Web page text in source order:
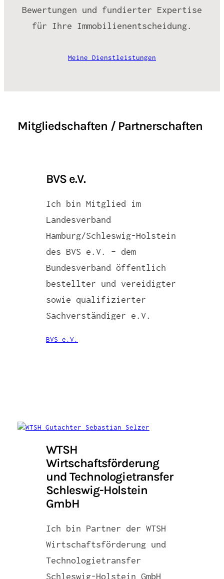
Bewertungen und fundierter Expertise
für Ihre Immobilienentscheidung.
Meine Dienstleistungen
Mitgliedschaften / Partnerschaften
BVS e.V.
Ich bin Mitglied im
Landesverband
Hamburg/Schleswig-Holstein
des BVS e.V. – dem
Bundesverband öffentlich
bestellter und vereidigter
sowie qualifizierter
Sachverständiger e.V.
BVS e.V.
WTSH
Wirtschaftsförderung
und Technologietransfer
Schleswig-Holstein
GmbH
Ich bin Partner der WTSH
Wirtschaftsförderung und
Technologietransfer
Schleswig-Holstein GmbH